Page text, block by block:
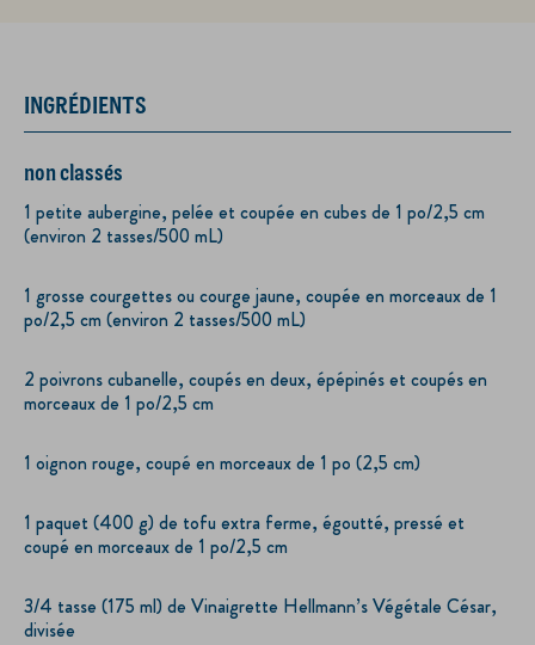
INGRÉDIENTS
non classés
1 petite aubergine, pelée et coupée en cubes de 1 po/2,5 cm
(environ 2 tasses/500 mL)
1 grosse courgettes ou courge jaune, coupée en morceaux de 1
po/2,5 cm (environ 2 tasses/500 mL)
2 poivrons cubanelle, coupés en deux, épépinés et coupés en
morceaux de 1 po/2,5 cm
1 oignon rouge, coupé en morceaux de 1 po (2,5 cm)
1 paquet (400 g) de tofu extra ferme, égoutté, pressé et
coupé en morceaux de 1 po/2,5 cm
3/4 tasse (175 ml) de Vinaigrette Hellmann’s Végétale César,
divisée